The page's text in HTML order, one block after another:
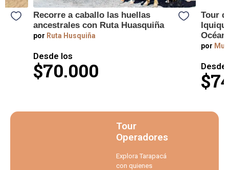
Recorre a caballo las huellas
ancestrales con Ruta Huasquiña
por Ruta Husquiña
Desde los
$70.000
Tour
por
Desde
Tour
Operadores
Explora Tarapacá
con quienes